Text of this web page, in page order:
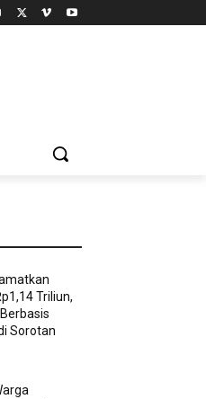
Triliun,
Sorotan